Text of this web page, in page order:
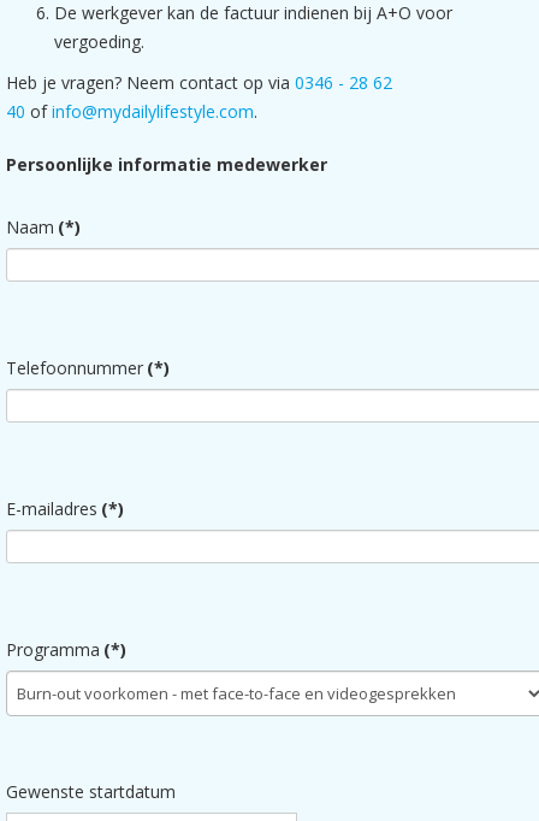
De werkgever kan de factuur indienen bij A+O voor
vergoeding.
Heb je vragen? Neem contact op via 0346 - 28 62
40 ofinfo@mydailylifestyle.com.
Persoonlijke informatie medewerker
Naam (*)
Telefoonnummer (*)
E-mailadres (*)
Programma (*)
Gewenste startdatum